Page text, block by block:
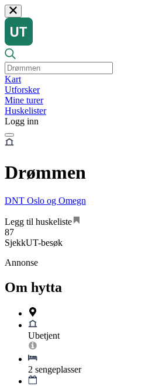
Kart
Utforsker
Mine turer
Huskelister
Logg inn
Drømmen
DNT Oslo og Omegn
Legg til huskeliste
87
SjekkUT-besøk
Annonse
Om hytta
Ubetjent
2 sengeplasser